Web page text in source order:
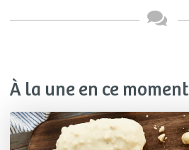
À la une en ce moment